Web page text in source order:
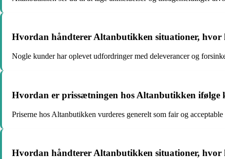
Hvordan håndterer Altanbutikken situationer, hvor
Nogle kunder har oplevet udfordringer med deleverancer og
Hvordan er prissætningen hos Altanbutikken ifølge
Priserne hos Altanbutikken vurderes generelt som fair og
Hvordan håndterer Altanbutikken situationer,